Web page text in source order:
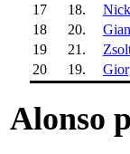
17
18.
18
20.
19
21.
20
19.
Alonso